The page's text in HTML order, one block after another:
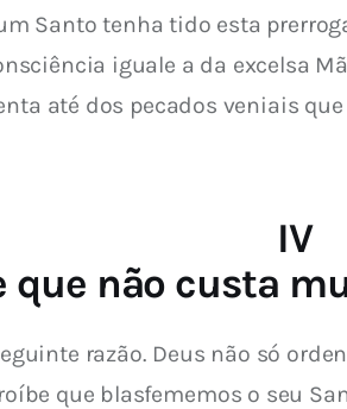
Santo tenha tido esta
iguale a da excelsa
até dos pecados veniais
IV
que não custa
razão. Deus não só
que blasfememos o seu